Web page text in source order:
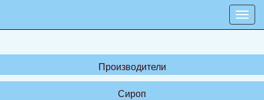
Производители
Сироп